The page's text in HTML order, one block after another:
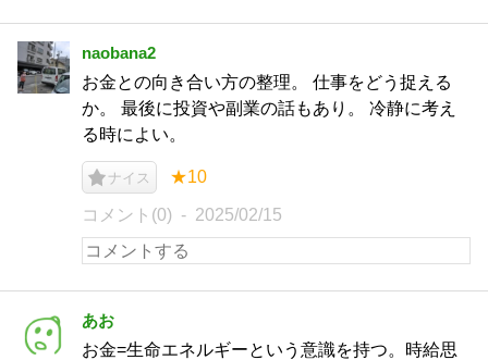
naobana2
お金との向き合い方の整理。 仕事をどう捉える
か。 最後に投資や副業の話もあり。 冷静に考え
る時によい。
ナイス ★10
コメント(0) 2025/02/15
あお
お金=生命エネルギーという意識を持つ。時給思